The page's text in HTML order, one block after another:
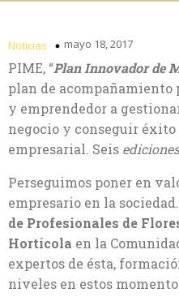
Noticias mayo 18, 2017
PIME, “Plan Innovador de
plan de acompañamiento
y emprendedor a
negocio y conseguir éxito
empresarial. Seis
Perseguimos poner en
empresario en la
de Profesionales de
Hortícola en la
expertos de ésta,
niveles en estos